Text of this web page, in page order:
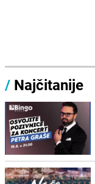
/ Najčitanije